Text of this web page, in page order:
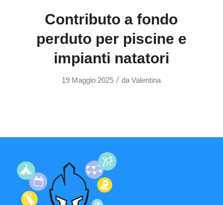
Contributo a fondo
perduto per piscine e
impianti natatori
19 Maggio 2025 / daValentina